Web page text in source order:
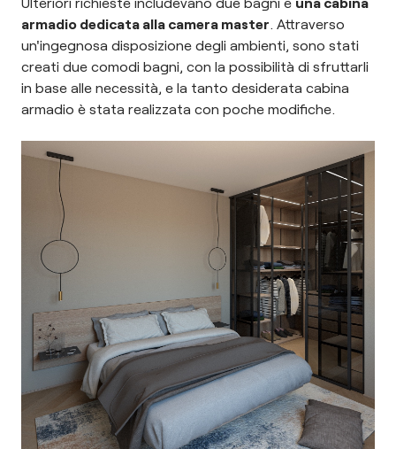
armadio dedicata alla camera master. Attraverso
un'ingegnosa disposizione degli ambienti, sono stati
creati due comodi bagni, con la possibilità di sfruttarli
in base alle necessità, e la tanto desiderata cabina
armadio è stata realizzata con poche modifiche.